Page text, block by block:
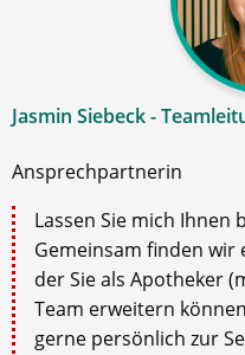
Jasmin Siebeck -
Ansprechpartnerin
Lassen Sie mich Ihnen
Gemeinsam finden wir
der Sie als Apotheker
Team erweitern
gerne persönlich zur